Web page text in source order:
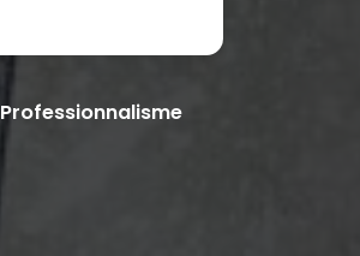
Professionnalisme